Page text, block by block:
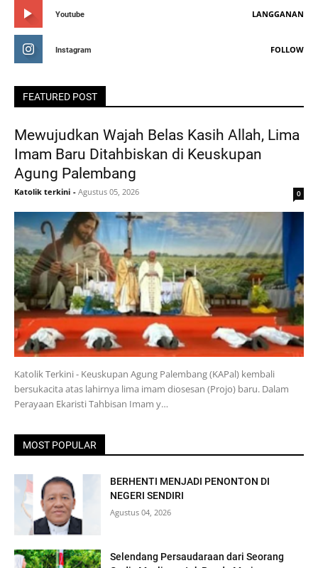
Youtube LANGGANAN
Instagram FOLLOW
FEATURED POST
Mewujudkan Wajah Belas Kasih Allah, Lima
Imam Baru Ditahbiskan di Keuskupan
Agung Palembang
Katolik terkini - Agustus 05, 2026 0
Katolik Terkini - Keuskupan Agung Palembang (KAPal) kembali
bersukacita atas lahirnya lima imam diosesan (Projo) baru. Dalam
Perayaan Ekaristi Tahbisan Imam y…
MOST POPULAR
BERHENTI MENJADI PENONTON DI
NEGERI SENDIRI
Agustus 04, 2026
Selendang Persaudaraan dari Seorang